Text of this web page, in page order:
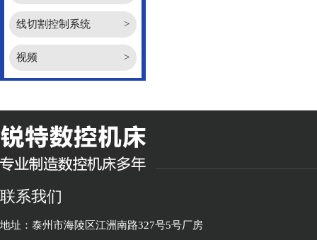
线切割控制系统 >
视频 >
联系我们
地址：泰州市海陵区江洲南路327号5号厂房